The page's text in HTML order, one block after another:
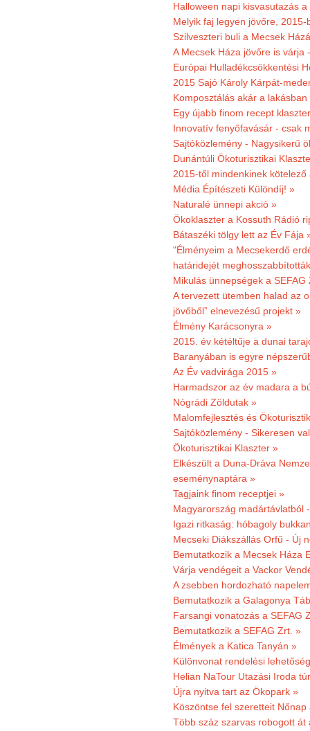
Halloween napi kisvasutazás
Melyik faj legyen jövőre,
Szilveszteri buli a Mecsek
A Mecsek Háza jövőre is várja
Európai Hulladékcsökkentési
2015 Sajó Károly Kárpát-
Komposztálás akár a lakásban
Egy újabb finom recept
Innovatív fenyőfavásár - csak
Sajtóközlemény - Nagysikerű
Dunántúli Ökoturisztikai
2015-től mindenkinek
Média Építészeti Különdíj! »
Naturalé ünnepi akció »
Ökoklaszter a Kossuth Rádió
Bátaszéki tölgy lett az Év Fája
"Élményeim a Mecsekerdő
határidejét
Mikulás ünnepségek a SEFAG
A tervezett ütemben halad az
jövőből” elnevezésű projekt »
Élmény Karácsonyra »
2015. év kétéltűje a dunai
Baranyában is egyre
Az Év vadvirága 2015 »
Harmadszor az év madara a
Nógrádi Zöldutak »
Malomfejlesztés és
Sajtóközlemény - Sikeresen
Ökoturisztikai Klaszter »
Elkészült a Duna-Dráva
eseménynaptára »
Tagjaink finom receptjei »
Magyarország madártávlatból
Igazi ritkaság: hóbagoly
Mecseki Diákszállás Orfű - Új
Bemutatkozik a Mecsek Háza
Várja vendégeit a Vackor
A zsebben hordozható
Bemutatkozik a Galagonya
Farsangi vonatozás a SEFAG
Bemutatkozik a SEFAG Zrt. »
Élmények a Katica Tanyán »
Különvonat rendelési
Helian NaTour Utazási Iroda
Újra nyitva tart az Ökopark »
Köszöntse fel szeretteit
Több száz szarvas robogott át